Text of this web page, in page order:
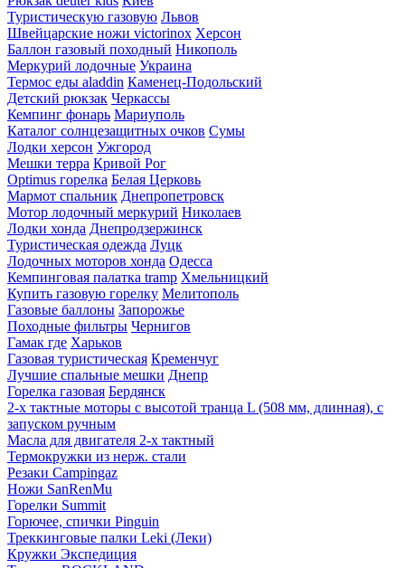
Туристическую газовую Львов
Швейцарские ножи victorinox Херсон
Баллон газовый походный Никополь
Меркурий лодочные Украина
Термос еды aladdin Каменец-Подольский
Детский рюкзак Черкассы
Кемпинг фонарь Мариуполь
Каталог солнцезащитных очков Сумы
Лодки херсон Ужгород
Мешки терра Кривой Рог
Optimus горелка Белая Церковь
Мармот спальник Днепропетровск
Мотор лодочный меркурий Николаев
Лодки хонда Днепродзержинск
Туристическая одежда Луцк
Лодочных моторов хонда Одесса
Кемпинговая палатка tramp Хмельницкий
Купить газовую горелку Мелитополь
Газовые баллоны Запорожье
Походные фильтры Чернигов
Гамак где Харьков
Газовая туристическая Кременчуг
Лучшие спальные мешки Днепр
Горелка газовая Бердянск
2-х тактные моторы с высотой транца L (508 мм, длинная), с
запуском ручным
Масла для двигателя 2-х тактный
Термокружки из нерж. стали
Резаки Campingaz
Ножи SanRenMu
Горелки Summit
Горючее, спички Pinguin
Треккинговые палки Leki (Леки)
Кружки Экспедиция